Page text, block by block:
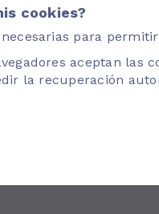
cookies?
para
aceptan las
la recuperación